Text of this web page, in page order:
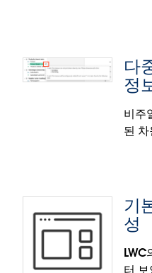
논리적 테이블 데
수준에서 데이터 볼륨을
용자 지정 SQL에 의존하
러내어 더 빠르고 효율적
다
정
비주
된 차
기
성
LWC
터